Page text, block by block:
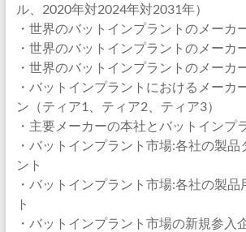
ル、2020年対2024年対2031年）
・世界のバットインプラントのメーカ
・世界のバットインプラントのメーカ
・世界のバットインプラントのメーカ
・バットインプラントにおけるメーカ
ン（ティア1、ティア2、ティア3）
・主要メーカーの本社とバットインプ
・バットインプラント市場:各社の製品
ント
・バットインプラント市場:各社の製
ト
・バットインプラント市場の新規参入